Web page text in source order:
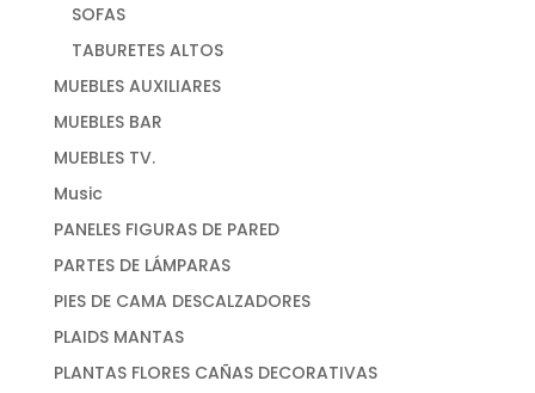
SOFAS
TABURETES ALTOS
MUEBLES AUXILIARES
MUEBLES BAR
MUEBLES TV.
Music
PANELES FIGURAS DE PARED
PARTES DE LÁMPARAS
PIES DE CAMA DESCALZADORES
PLAIDS MANTAS
PLANTAS FLORES CAÑAS DECORATIVAS